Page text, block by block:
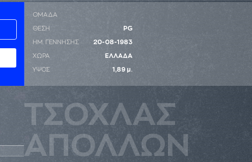
ΤΣΟΧΛAΣ
AΠΟΛΛΩΝ
ΟΜΑΔΑ
ΘΕΣΗ PG
ΗΜ. ΓΕΝΝΗΣΗΣ 20-08-1983
ΧΩΡΑ ΕΛΛΑΔΑ
ΥΨΟΣ 1,89 μ.